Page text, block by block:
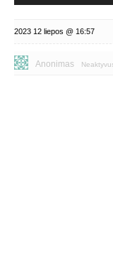
2023 12 liepos @ 16:57
Anonimas